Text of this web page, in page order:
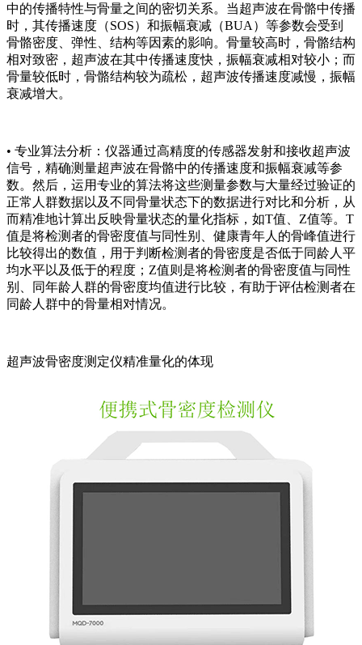
中的传播特性与骨量之间的密切关系。当超声波在骨骼中传播
时，其传播速度（SOS）和振幅衰减（BUA）等参数会受到
骨骼密度、弹性、结构等因素的影响。骨量较高时，骨骼结构
相对致密，超声波在其中传播速度快，振幅衰减相对较小；而
骨量较低时，骨骼结构较为疏松，超声波传播速度减慢，振幅
衰减增大。
• 专业算法分析：仪器通过高精度的传感器发射和接收超声波
信号，精确测量超声波在骨骼中的传播速度和振幅衰减等参
数。然后，运用专业的算法将这些测量参数与大量经过验证的
正常人群数据以及不同骨量状态下的数据进行对比和分析，从
而精准地计算出反映骨量状态的量化指标，如T值、Z值等。T
值是将检测者的骨密度值与同性别、健康青年人的骨峰值进行
比较得出的数值，用于判断检测者的骨密度是否低于同龄人平
均水平以及低于的程度；Z值则是将检测者的骨密度值与同性
别、同年龄人群的骨密度均值进行比较，有助于评估检测者在
同龄人群中的骨量相对情况。
超声波骨密度测定仪精准量化的体现